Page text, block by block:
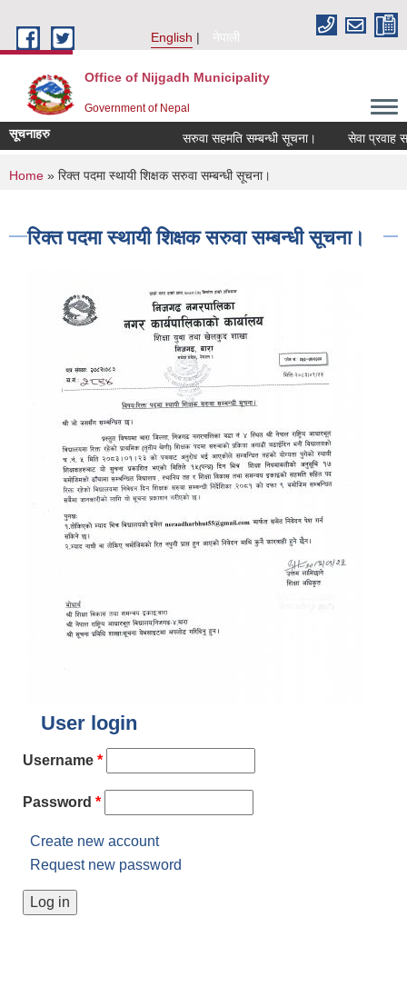
English
नेपाली
Office of Nijgadh Municipality
Government of Nepal
सूचनाहरु सरुवा सहमति सम्बन्धी सूचना। सेवा प्रवाह
You are here
Home » रिक्त पदमा स्थायी शिक्षक सरुवा सम्बन्धी सूचना।
रिक्त पदमा स्थायी शिक्षक सरुवा सम्बन्धी सूचना।
User login
Username *
Password *
Create new account
Request new password